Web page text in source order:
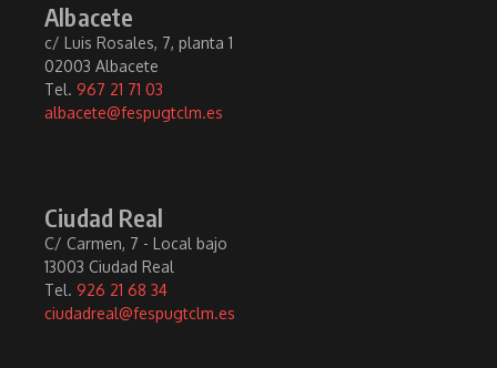
Albacete
c/ Luis Rosales, 7, planta 1
02003 Albacete
Tel. 967 21 71 03
albacete@fespugtclm.es
Ciudad Real
C/ Carmen, 7 - Local bajo
13003 Ciudad Real
Tel. 926 21 68 34
ciudadreal@fespugtclm.es